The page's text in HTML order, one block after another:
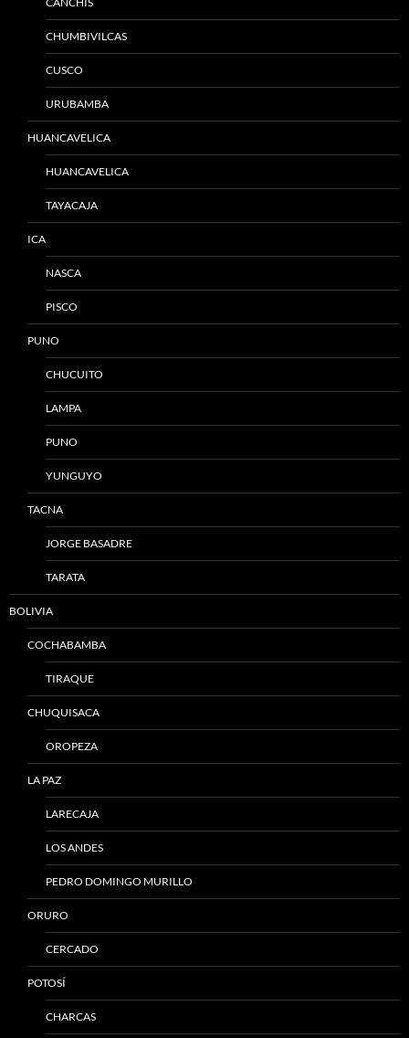
CHUMBIVILCAS
CUSCO
URUBAMBA
HUANCAVELICA
HUANCAVELICA
TAYACAJA
ICA
NASCA
PISCO
PUNO
CHUCUITO
LAMPA
PUNO
YUNGUYO
TACNA
JORGE BASADRE
TARATA
BOLIVIA
COCHABAMBA
TIRAQUE
CHUQUISACA
OROPEZA
LA PAZ
LARECAJA
LOS ANDES
PEDRO DOMINGO MURILLO
ORURO
CERCADO
POTOSÍ
CHARCAS